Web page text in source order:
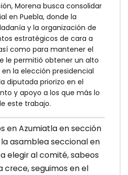
Morena busca consolidar
en Puebla, donde la
y la organización de
estratégicos de cara a
como para mantener el
le permitió obtener un alto
la elección presidencial
diputada priorizo en el
y apoyo a los que más lo
este trabajo.
en Azumiatla en sección
la asamblea seccional en
elegir al comité, sabeos
crece, seguimos en el